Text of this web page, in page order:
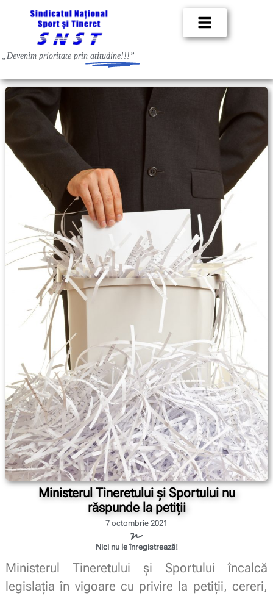
„Devenim prioritate prin atitudine!!!”
Ministerul Tineretului și Sportului nu
răspunde la petiții
7 octombrie 2021
Nici nu le înregistrează!
Ministerul Tineretului și Sportului încalcă
legislația în vigoare cu privire la petiții, cereri,